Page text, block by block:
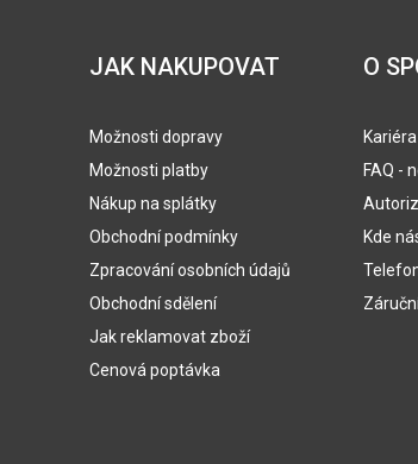
JAK NAKUPOVAT
Možnosti dopravy
Možnosti platby
Nákup na splátky
Obchodní podmínky
Zpracování osobních údajů
Obchodní sdělení
Jak reklamovat zboží
Cenová poptávka
O
Kariéra
FAQ -
Kde